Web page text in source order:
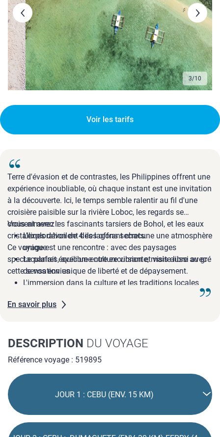
3/10
Voir les tarifs
Terre d'évasion et de contrastes, les Philippines offrent une
expérience inoubliable, où chaque instant est une invitation
à la découverte. Ici, le temps semble ralentir au fil d'une
croisière paisible sur la rivière Loboc, les regards se
croisent avec les fascinants tarsiers de Bohol, et les eaux
cristallines dévoilent des lagons secrets.
Ce voyage est une rencontre : avec des paysages
spectaculaires, avec une culture vibrante, mais aussi avec
cette sensation unique de liberté et de dépaysement.
Vous aimerez :
L'exploration de 4 iles offrant chacune une atmosphère
unique
Le parfait équilibre entre excursion et visite libre au gré
de vos envies
L'immersion dans la culture et les traditions locales
Chocolates Hills et les Cascades de Cambugahay
En savoir plus
DESCRIPTION DU VOYAGE
Référence voyage : 519895
JOUR 1 : CEBU (ENV. 15 KM)